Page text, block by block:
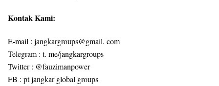
Kontak Kami:
E-mail : jangkargroups@gmail. com
Telegram : t. me/jangkargroups
Twitter : @fauzimanpower
FB : pt jangkar global groups